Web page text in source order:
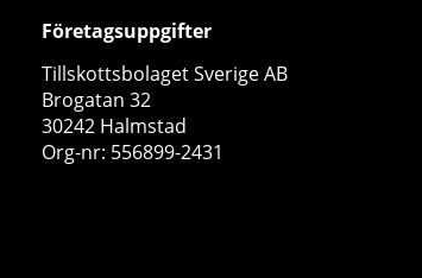
Företagsuppgifter
Tillskottsbolaget Sverige AB
Brogatan 32
30242 Halmstad
Org-nr: 556899-2431